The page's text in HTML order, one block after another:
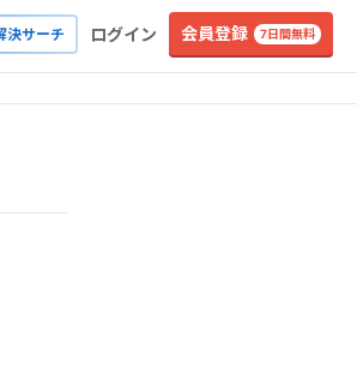
決サーチ ログイン 会員登録 7日間無料